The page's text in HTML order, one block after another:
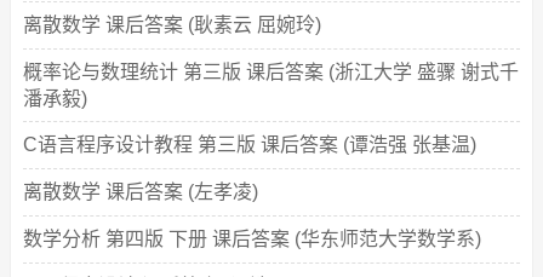
离散数学 课后答案 (耿素云 屈婉玲)
概率论与数理统计 第三版 课后答案 (浙江大学 盛骤 谢式千
潘承毅)
C语言程序设计教程 第三版 课后答案 (谭浩强 张基温)
离散数学 课后答案 (左孝凌)
数学分析 第四版 下册 课后答案 (华东师范大学数学系)